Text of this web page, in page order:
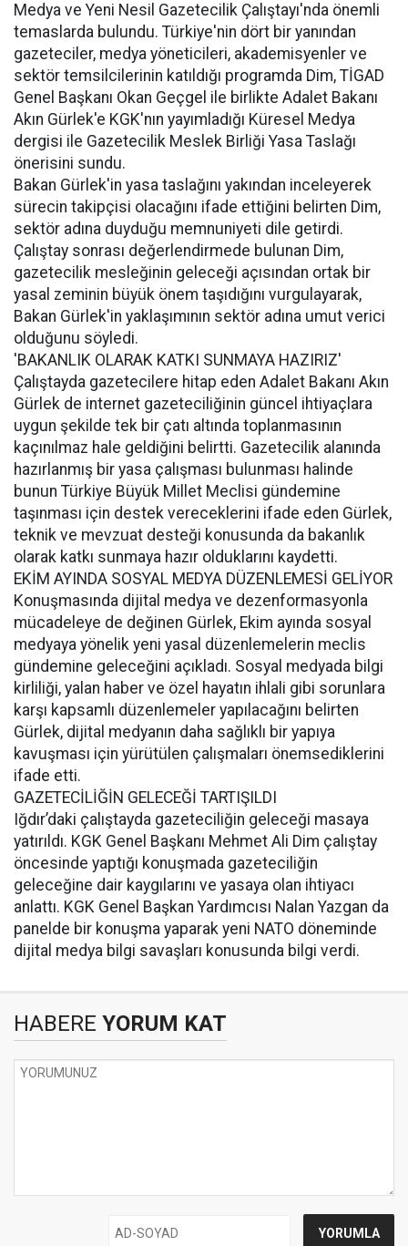
Medya ve Yeni Nesil Gazetecilik Çalıştayı'nda önemli
temaslarda bulundu. Türkiye'nin dört bir yanından
gazeteciler, medya yöneticileri, akademisyenler ve
sektör temsilcilerinin katıldığı programda Dim, TİGAD
Genel Başkanı Okan Geçgel ile birlikte Adalet Bakanı
Akın Gürlek'e KGK'nın yayımladığı Küresel Medya
dergisi ile Gazetecilik Meslek Birliği Yasa Taslağı
önerisini sundu.
Bakan Gürlek'in yasa taslağını yakından inceleyerek
sürecin takipçisi olacağını ifade ettiğini belirten Dim,
sektör adına duyduğu memnuniyeti dile getirdi.
Çalıştay sonrası değerlendirmede bulunan Dim,
gazetecilik mesleğinin geleceği açısından ortak bir
yasal zeminin büyük önem taşıdığını vurgulayarak,
Bakan Gürlek'in yaklaşımının sektör adına umut verici
olduğunu söyledi.
'BAKANLIK OLARAK KATKI SUNMAYA HAZIRIZ'
Çalıştayda gazetecilere hitap eden Adalet Bakanı Akın
Gürlek de internet gazeteciliğinin güncel ihtiyaçlara
uygun şekilde tek bir çatı altında toplanmasının
kaçınılmaz hale geldiğini belirtti. Gazetecilik alanında
hazırlanmış bir yasa çalışması bulunması halinde
bunun Türkiye Büyük Millet Meclisi gündemine
taşınması için destek vereceklerini ifade eden Gürlek,
teknik ve mevzuat desteği konusunda da bakanlık
olarak katkı sunmaya hazır olduklarını kaydetti.
EKİM AYINDA SOSYAL MEDYA DÜZENLEMESİ GELİYOR
Konuşmasında dijital medya ve dezenformasyonla
mücadeleye de değinen Gürlek, Ekim ayında sosyal
medyaya yönelik yeni yasal düzenlemelerin meclis
gündemine geleceğini açıkladı. Sosyal medyada bilgi
kirliliği, yalan haber ve özel hayatın ihlali gibi sorunlara
karşı kapsamlı düzenlemeler yapılacağını belirten
Gürlek, dijital medyanın daha sağlıklı bir yapıya
kavuşması için yürütülen çalışmaları önemsediklerini
ifade etti.
GAZETECİLİĞİN GELECEĞİ TARTIŞILDI
Iğdır’daki çalıştayda gazeteciliğin geleceği masaya
yatırıldı. KGK Genel Başkanı Mehmet Ali Dim çalıştay
öncesinde yaptığı konuşmada gazeteciliğin
geleceğine dair kaygılarını ve yasaya olan ihtiyacı
anlattı. KGK Genel Başkan Yardımcısı Nalan Yazgan da
panelde bir konuşma yaparak yeni NATO döneminde
dijital medya bilgi savaşları konusunda bilgi verdi.
HABERE YORUM KAT